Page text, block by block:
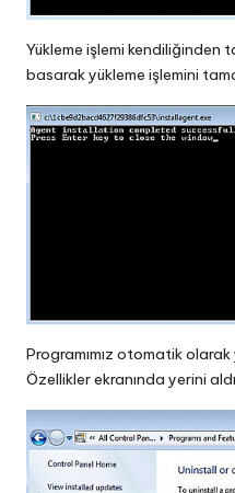
Yükleme işlemi kendiliğinden
basarak yükleme işlemini
Programımız otomatik
Özellikler ekranında yerini